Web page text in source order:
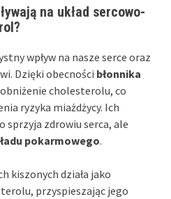
na układ sercowo-
wpływ na nasze serce oraz
Dzięki obecności błonnika
cholesterolu, co
ryzyka miażdżycy. Ich
sprzyja zdrowiu serca, ale
pokarmowego.
kiszonych działa jako
przyspieszając jego